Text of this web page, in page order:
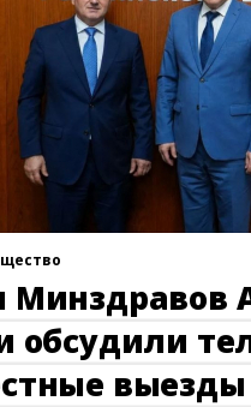
Минздравов
обсудили